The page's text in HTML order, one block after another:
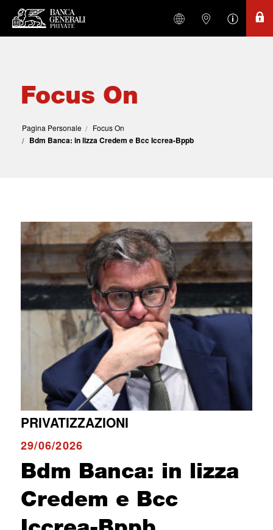
Focus On
Pagina Personale Focus On
Bdm Banca: in lizza Credem e Bcc Iccrea-Bppb
PRIVATIZZAZIONI
29/06/2026
Bdm Banca: in lizza
Credem e Bcc